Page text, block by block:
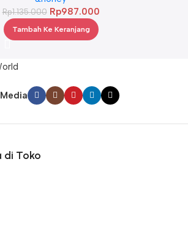
Rp1.135.000 Rp987.000
Tambah Ke Keranjang
di Toko